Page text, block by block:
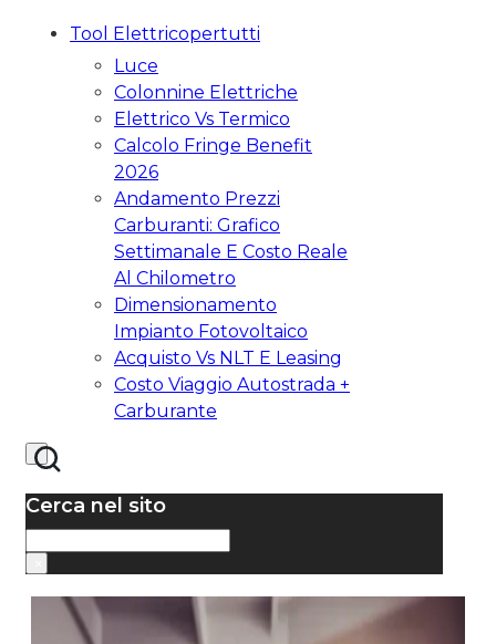
Tool Elettricopertutti
Luce
Colonnine Elettriche
Elettrico Vs Termico
Calcolo Fringe Benefit
2026
Andamento Prezzi
Carburanti: Grafico
Settimanale E Costo Reale
Al Chilometro
Dimensionamento
Impianto Fotovoltaico
Acquisto Vs NLT E Leasing
Costo Viaggio Autostrada +
Carburante
Cerca nel sito